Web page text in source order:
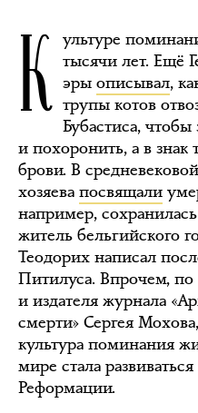
К ультуре
тысячи лет. Ещё
эры описывал,
трупы котов
Бубастиса, чтобы
и похоронить, а в знак
брови. В
хозяева посвящали
например,
житель бельгийского
Теодорих написал
Питилуса. Впрочем, по
и издателя журнала
смерти» Сергея
культура поминания
мире стала
Реформации.